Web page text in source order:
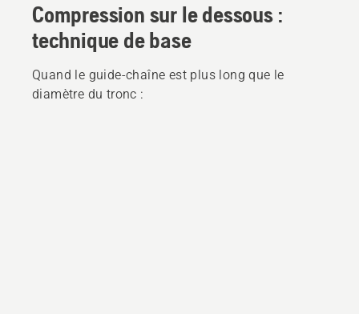
Compression sur le dessous :
technique de base
Quand le guide-chaîne est plus long que le
diamètre du tronc :